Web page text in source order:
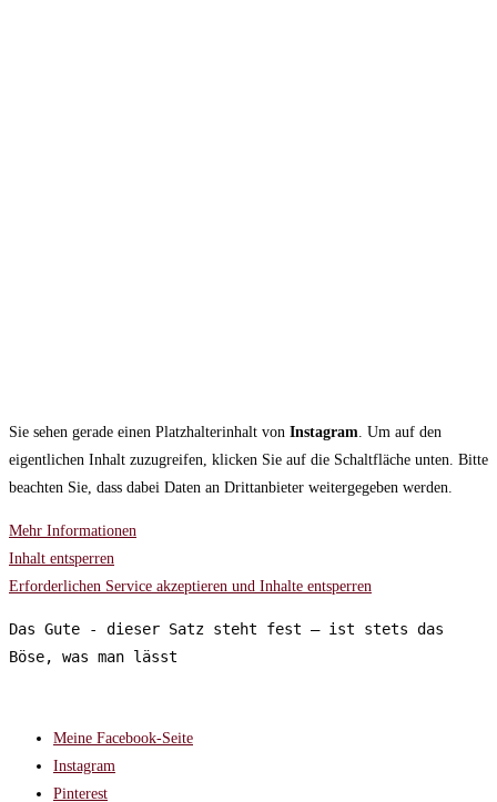
Sie sehen gerade einen Platzhalterinhalt von Instagram. Um auf den
eigentlichen Inhalt zuzugreifen, klicken Sie auf die Schaltfläche unten. Bitte
beachten Sie, dass dabei Daten an Drittanbieter weitergegeben werden.
Mehr Informationen
Inhalt entsperren
Erforderlichen Service akzeptieren und Inhalte entsperren
Das Gute - dieser Satz steht fest – ist stets das
Böse, was man lässt
Meine Facebook-Seite
Instagram
Pinterest